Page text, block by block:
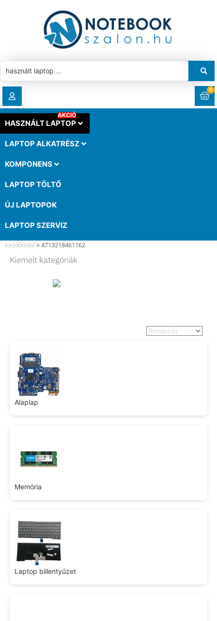
RENDELÉSEK
CÍMEK
FIÓKADATOK
ELFELEJTETT JELSZÓ
0
HASZNÁLT LAPTOP
AKCIÓ
LAPTOP ALKATRÉSZ
KOMPONENS
LAPTOP TÖLTŐ
ÚJ LAPTOPOK
LAPTOP SZERVIZ
Kezdőoldal > 4713218461162
Kiemelt kategóriák
Alaplap
Memória
Laptop billentyűzet